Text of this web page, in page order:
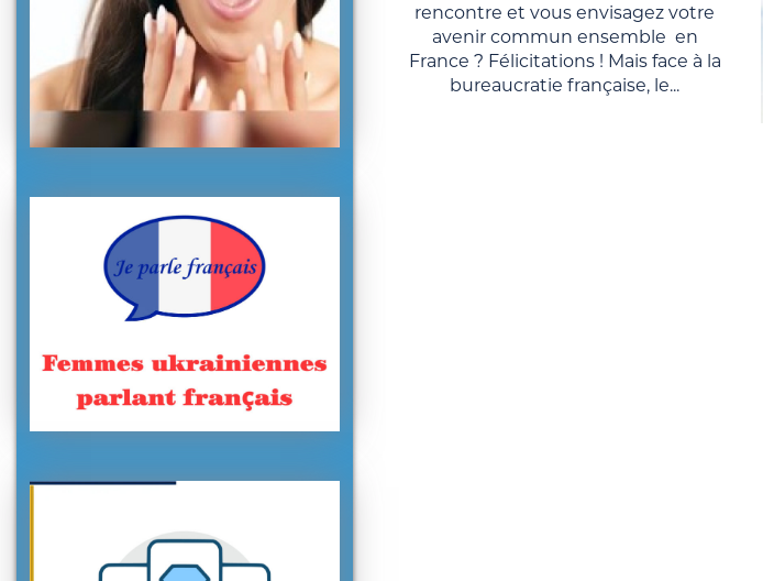
rencontre et vous envisagez votre
avenir commun ensemble en
France ? Félicitations ! Mais face à la
bureaucratie française, le...